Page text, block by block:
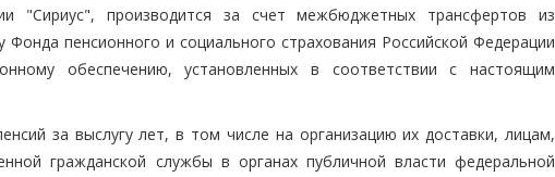
"Сириус", производится за счет межбюджетных трансфертов из
пенсионного и социального страхования Российской Федерации
обеспечению, установленных в соответствии с настоящим
за выслугу лет, в том числе на организацию их доставки, лицам,
гражданской службы в органах публичной власти федеральной